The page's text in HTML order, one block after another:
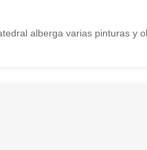
alberga varias pinturas y